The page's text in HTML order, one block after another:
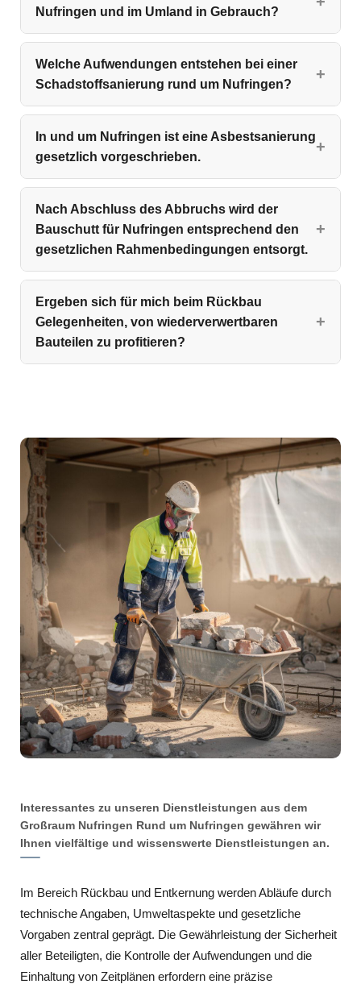
Nufringen und im Umland in Gebrauch?
Welche Aufwendungen entstehen bei einer
Schadstoffsanierung rund um Nufringen?
In und um Nufringen ist eine Asbestsanierung
gesetzlich vorgeschrieben.
Nach Abschluss des Abbruchs wird der
Bauschutt für Nufringen entsprechend den
gesetzlichen Rahmenbedingungen entsorgt.
Ergeben sich für mich beim Rückbau
Gelegenheiten, von wiederverwertbaren
Bauteilen zu profitieren?
Interessantes zu unseren Dienstleistungen aus dem
Großraum Nufringen Rund um Nufringen gewähren wir
Ihnen vielfältige und wissenswerte Dienstleistungen an.
Im Bereich Rückbau und Entkernung werden Abläufe durch
technische Angaben, Umweltaspekte und gesetzliche
Vorgaben zentral geprägt. Die Gewährleistung der Sicherheit
aller Beteiligten, die Kontrolle der Aufwendungen und die
Einhaltung von Zeitplänen erfordern eine präzise